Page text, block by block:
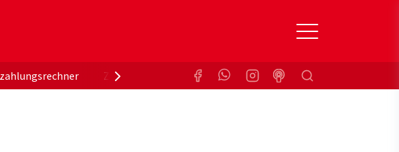
Zuzahlungsbefreiung KrankenkasseSuchen